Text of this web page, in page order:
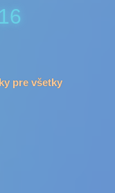
pre všetky